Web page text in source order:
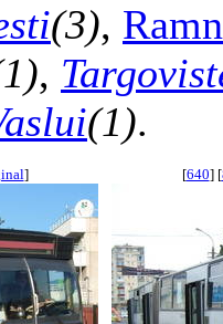
(3),
,
(1).
] [640] [